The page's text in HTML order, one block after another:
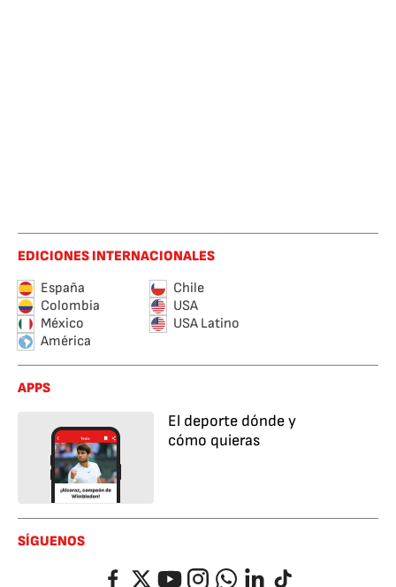
EDICIONES INTERNACIONALES
España
Chile
Colombia
USA
México
USA Latino
América
APPS
El deporte dónde y
cómo quieras
SÍGUENOS
FacebookTwitterYouTubeInstagramWhatsappLinkedIn
TikTok